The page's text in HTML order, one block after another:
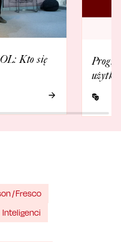
Kto się
/ Fresco
Inteligenci